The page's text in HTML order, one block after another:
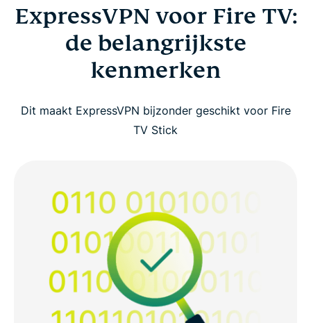
ExpressVPN voor Fire TV:
de belangrijkste
kenmerken
Dit maakt ExpressVPN bijzonder geschikt voor Fire
TV Stick